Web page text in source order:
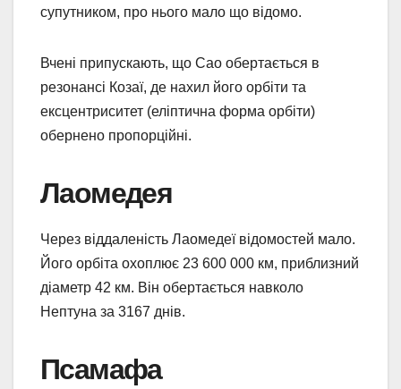
супутником, про нього мало що відомо.
Вчені припускають, що Сао обертається в
резонансі Козаї, де нахил його орбіти та
ексцентриситет (еліптична форма орбіти)
обернено пропорційні.
Лаомедея
Через віддаленість Лаомедеї відомостей мало.
Його орбіта охоплює 23 600 000 км, приблизний
діаметр 42 км. Він обертається навколо
Нептуна за 3167 днів.
Псамафа